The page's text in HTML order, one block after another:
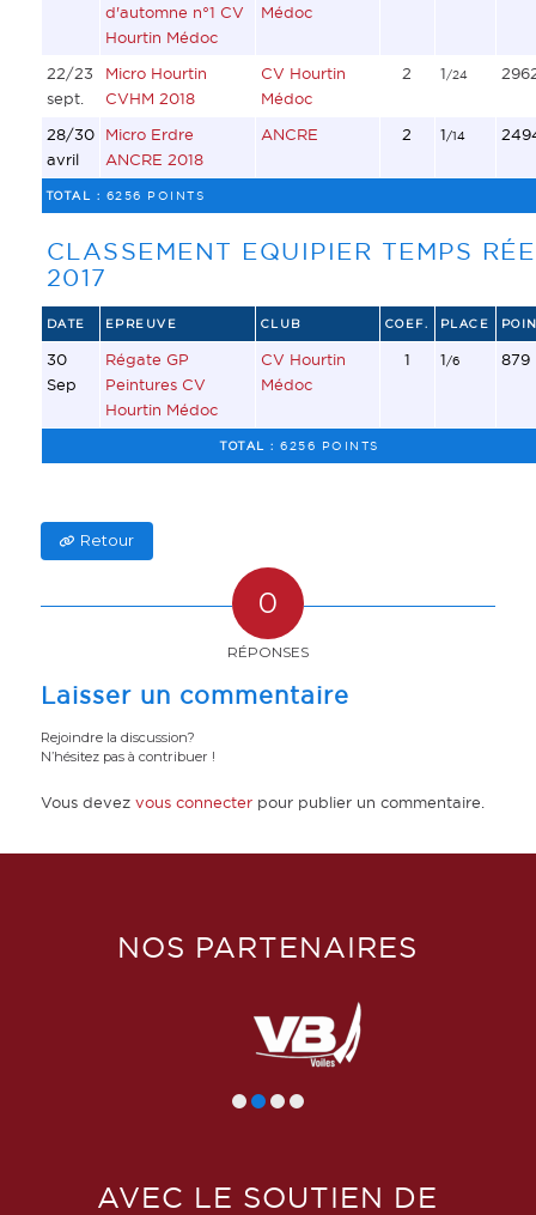
d'automne n°1 CV
Hourtin Médoc
Médoc
22/23
sept.
Micro Hourtin
CVHM 2018
CV Hourtin
Médoc
2 1/24
28/30
avril
Micro Erdre
ANCRE 2018
ANCRE 2 1/14
TOTAL : 6256 POINTS
CLASSEMENT EQUIPIER TEMPS
2017
DATE EPREUVE CLUB COEF. PLACE
30
Sep
Régate GP
Peintures CV
Hourtin Médoc
CV Hourtin
Médoc
1 1/6 879
TOTAL :6256 POINTS
Retour
0
RÉPONSES
Laisser un commentaire
Rejoindre la discussion?
N’hésitez pas à contribuer !
Vous devez vous connecterpour publier un commentaire.
NOS PARTENAIRES
AVEC LE SOUTIEN DE